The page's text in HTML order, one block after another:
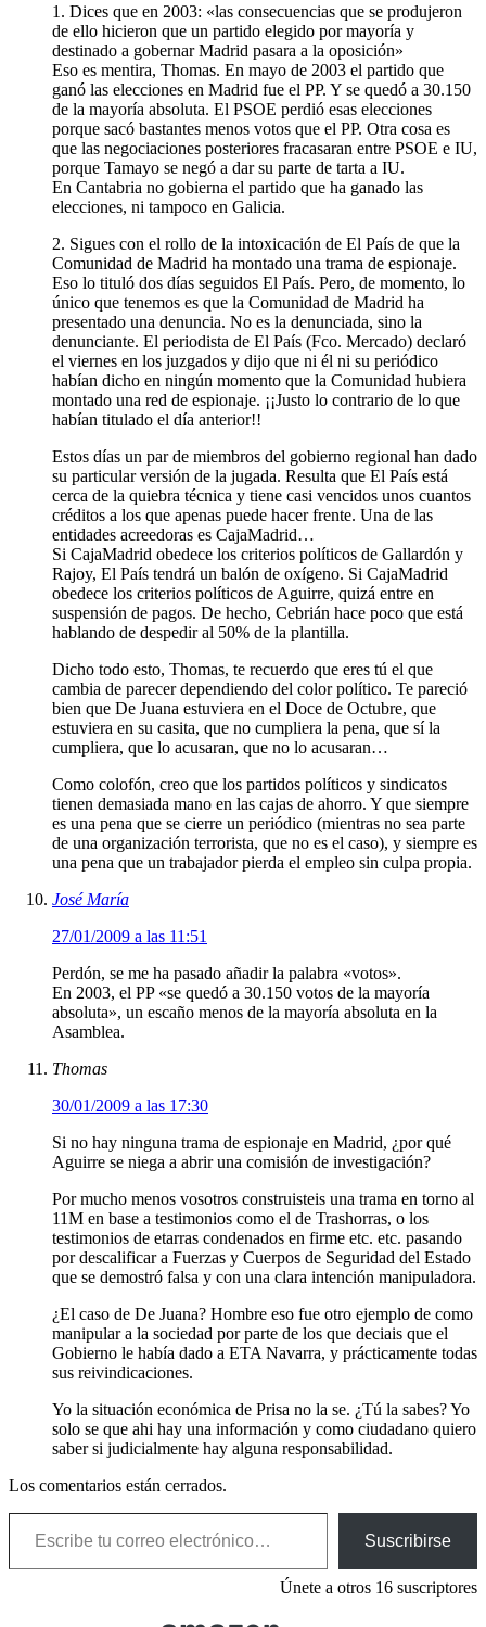
1. Dices que en 2003: «las consecuencias que se produjeron
de ello hicieron que un partido elegido por mayoría y
destinado a gobernar Madrid pasara a la oposición»
Eso es mentira, Thomas. En mayo de 2003 el partido que
ganó las elecciones en Madrid fue el PP. Y se quedó a 30.150
de la mayoría absoluta. El PSOE perdió esas elecciones
porque sacó bastantes menos votos que el PP. Otra cosa es
que las negociaciones posteriores fracasaran entre PSOE e IU,
porque Tamayo se negó a dar su parte de tarta a IU.
En Cantabria no gobierna el partido que ha ganado las
elecciones, ni tampoco en Galicia.
2. Sigues con el rollo de la intoxicación de El País de que la
Comunidad de Madrid ha montado una trama de espionaje.
Eso lo tituló dos días seguidos El País. Pero, de momento, lo
único que tenemos es que la Comunidad de Madrid ha
presentado una denuncia. No es la denunciada, sino la
denunciante. El periodista de El País (Fco. Mercado) declaró
el viernes en los juzgados y dijo que ni él ni su periódico
habían dicho en ningún momento que la Comunidad hubiera
montado una red de espionaje. ¡¡Justo lo contrario de lo que
habían titulado el día anterior!!
Estos días un par de miembros del gobierno regional han dado
su particular versión de la jugada. Resulta que El País está
cerca de la quiebra técnica y tiene casi vencidos unos cuantos
créditos a los que apenas puede hacer frente. Una de las
entidades acreedoras es CajaMadrid…
Si CajaMadrid obedece los criterios políticos de Gallardón y
Rajoy, El País tendrá un balón de oxígeno. Si CajaMadrid
obedece los criterios políticos de Aguirre, quizá entre en
suspensión de pagos. De hecho, Cebrián hace poco que está
hablando de despedir al 50% de la plantilla.
Dicho todo esto, Thomas, te recuerdo que eres tú el que
cambia de parecer dependiendo del color político. Te pareció
bien que De Juana estuviera en el Doce de Octubre, que
estuviera en su casita, que no cumpliera la pena, que sí la
cumpliera, que lo acusaran, que no lo acusaran…
Como colofón, creo que los partidos políticos y sindicatos
tienen demasiada mano en las cajas de ahorro. Y que siempre
es una pena que se cierre un periódico (mientras no sea parte
de una organización terrorista, que no es el caso), y siempre es
una pena que un trabajador pierda el empleo sin culpa propia.
José María
27/01/2009 a las 11:51
Perdón, se me ha pasado añadir la palabra «votos».
En 2003, el PP «se quedó a 30.150 votos de la mayoría
absoluta», un escaño menos de la mayoría absoluta en la
Asamblea.
Thomas
30/01/2009 a las 17:30
Si no hay ninguna trama de espionaje en Madrid, ¿por qué
Aguirre se niega a abrir una comisión de investigación?
Por mucho menos vosotros construisteis una trama en torno al
11M en base a testimonios como el de Trashorras, o los
testimonios de etarras condenados en firme etc. etc. pasando
por descalificar a Fuerzas y Cuerpos de Seguridad del Estado
que se demostró falsa y con una clara intención manipuladora.
¿El caso de De Juana? Hombre eso fue otro ejemplo de como
manipular a la sociedad por parte de los que deciais que el
Gobierno le había dado a ETA Navarra, y prácticamente todas
sus reivindicaciones.
Yo la situación económica de Prisa no la se. ¿Tú la sabes? Yo
solo se que ahi hay una información y como ciudadano quiero
saber si judicialmente hay alguna responsabilidad.
Los comentarios están cerrados.
Escribe tu correo electrónico…
Suscribirse
Únete a otros 16 suscriptores